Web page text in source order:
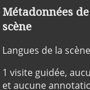
Métadonnées
scène
Langues de la
1 visite guidée,
et aucune